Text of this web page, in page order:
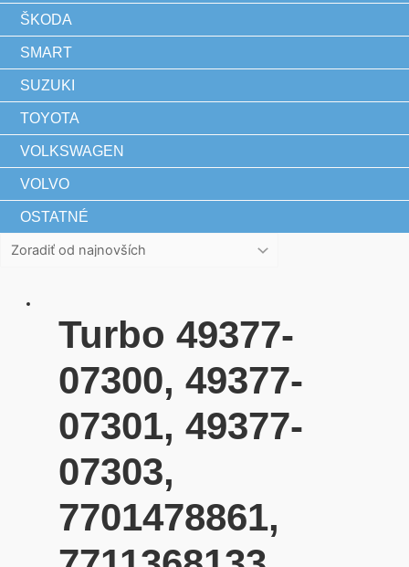
ŠKODA
SMART
SUZUKI
TOYOTA
VOLKSWAGEN
VOLVO
OSTATNÉ
Turbo 49377-
07300, 49377-
07301, 49377-
07303,
7701478861,